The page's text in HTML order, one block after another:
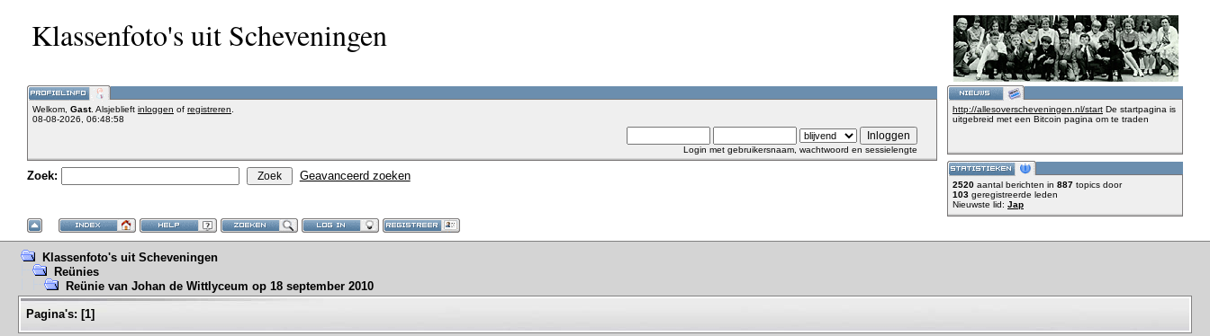
Klassenfoto's uit Scheveningen
Welkom, Gast. Alsjeblieft inloggen of registreren
08-08-2026, 06:48:58
Login met gebruikersnaam, wachtwoord en sessielengte
Zoek: Geavanceerd zoeken
http://allesoverscheveningen.nl/start De startpagina is
uitgebreid met een Bitcoin pagina om te traden
2520 aantal berichten in 887 topics door
103 geregistreerde leden
Nieuwste lid: Jap
Klassenfoto's uit Scheveningen
Reünies
Reünie van Johan de Wittlyceum op 18 september 2010
Pagina's: [1]